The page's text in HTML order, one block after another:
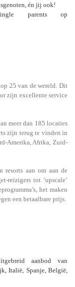
én jij ook!
parents op
25 van de wereld. Dit
zijn excellente service
meer dan 185 locaties
zijn terug te vinden in
Amerika, Afrika, Zuid-
resorts aan om aan de
reizigers tot ‘upscale’
het maken
een betaalbare prijs.
aanbod van
Italië, Spanje, België,